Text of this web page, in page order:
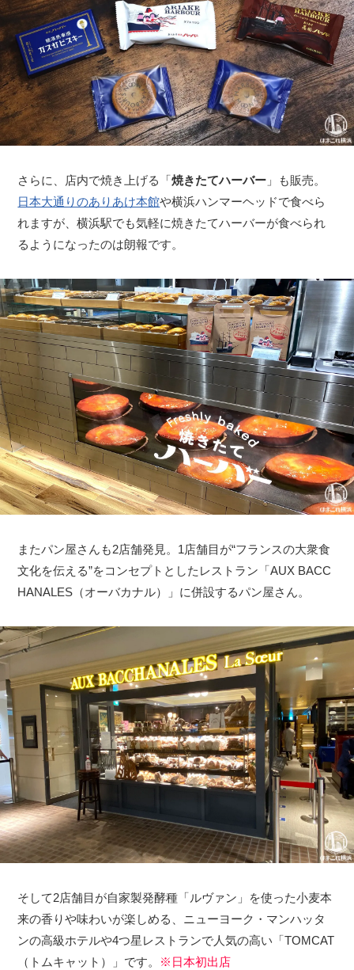
さらに、店内で焼き上げる「焼きたてハーバー 」も販売。
日本大通りのありあけ本館や横浜ハンマーヘッドで食べら
れますが、横浜駅でも気軽に焼きたてハーバーが食べられ
るようになったのは朗報です。
またパン屋さんも2店舗発見。1店舗目が“フランスの大衆食
文化を伝える”をコンセプトとしたレストラン「AUX BACC
HANALES（オーバカナル）」に併設するパン屋さん。
そして2店舗目が自家製発酵種「ルヴァン」を使った小麦本
来の香りや味わいが楽しめる、ニューヨーク・マンハッタ
ンの高級ホテルや4つ星レストランで人気の高い「TOMCAT
（トムキャット）」です。 ※日本初出店